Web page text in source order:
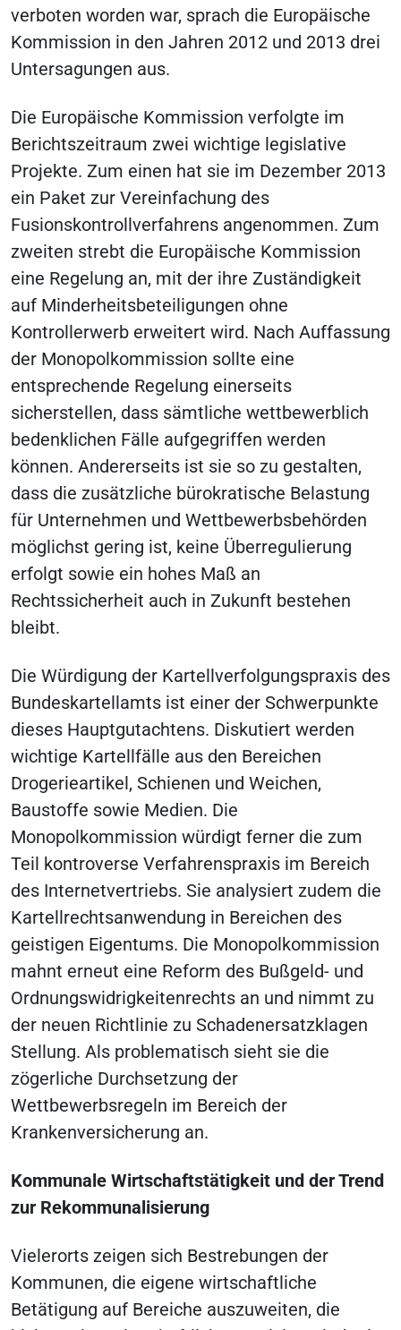
verboten worden war, sprach die Europäische
Kommission in den Jahren 2012 und 2013 drei
Untersagungen aus.
Die Europäische Kommission verfolgte im
Berichtszeitraum zwei wichtige legislative
Projekte. Zum einen hat sie im Dezember 2013
ein Paket zur Vereinfachung des
Fusionskontrollverfahrens angenommen. Zum
zweiten strebt die Europäische Kommission
eine Regelung an, mit der ihre Zuständigkeit
auf Minderheitsbeteiligungen ohne
Kontrollerwerb erweitert wird. Nach Auffassung
der Monopolkommission sollte eine
entsprechende Regelung einerseits
sicherstellen, dass sämtliche wettbewerblich
bedenklichen Fälle aufgegriffen werden
können. Andererseits ist sie so zu gestalten,
dass die zusätzliche bürokratische Belastung
für Unternehmen und Wettbewerbsbehörden
möglichst gering ist, keine Überregulierung
erfolgt sowie ein hohes Maß an
Rechtssicherheit auch in Zukunft bestehen
bleibt.
Die Würdigung der Kartellverfolgungspraxis des
Bundeskartellamts ist einer der Schwerpunkte
dieses Hauptgutachtens. Diskutiert werden
wichtige Kartellfälle aus den Bereichen
Drogerieartikel, Schienen und Weichen,
Baustoffe sowie Medien. Die
Monopolkommission würdigt ferner die zum
Teil kontroverse Verfahrenspraxis im Bereich
des Internetvertriebs. Sie analysiert zudem die
Kartellrechtsanwendung in Bereichen des
geistigen Eigentums. Die Monopolkommission
mahnt erneut eine Reform des Bußgeld- und
Ordnungswidrigkeitenrechts an und nimmt zu
der neuen Richtlinie zu Schadenersatzklagen
Stellung. Als problematisch sieht sie die
zögerliche Durchsetzung der
Wettbewerbsregeln im Bereich der
Krankenversicherung an.
Kommunale Wirtschaftstätigkeit und der Trend
zur Rekommunalisierung
Vielerorts zeigen sich Bestrebungen der
Kommunen, die eigene wirtschaftliche
Betätigung auf Bereiche auszuweiten, die